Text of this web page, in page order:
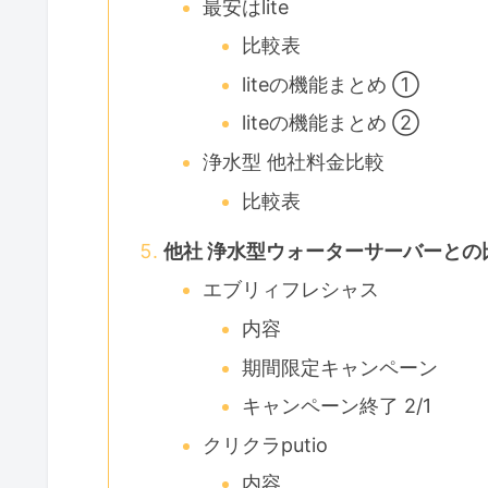
最安はlite
比較表
liteの機能まとめ ①
liteの機能まとめ ②
浄水型 他社料金比較
比較表
他社 浄水型ウォーターサーバーとの
エブリィフレシャス
内容
期間限定キャンペーン
キャンペーン終了 2/1
クリクラputio